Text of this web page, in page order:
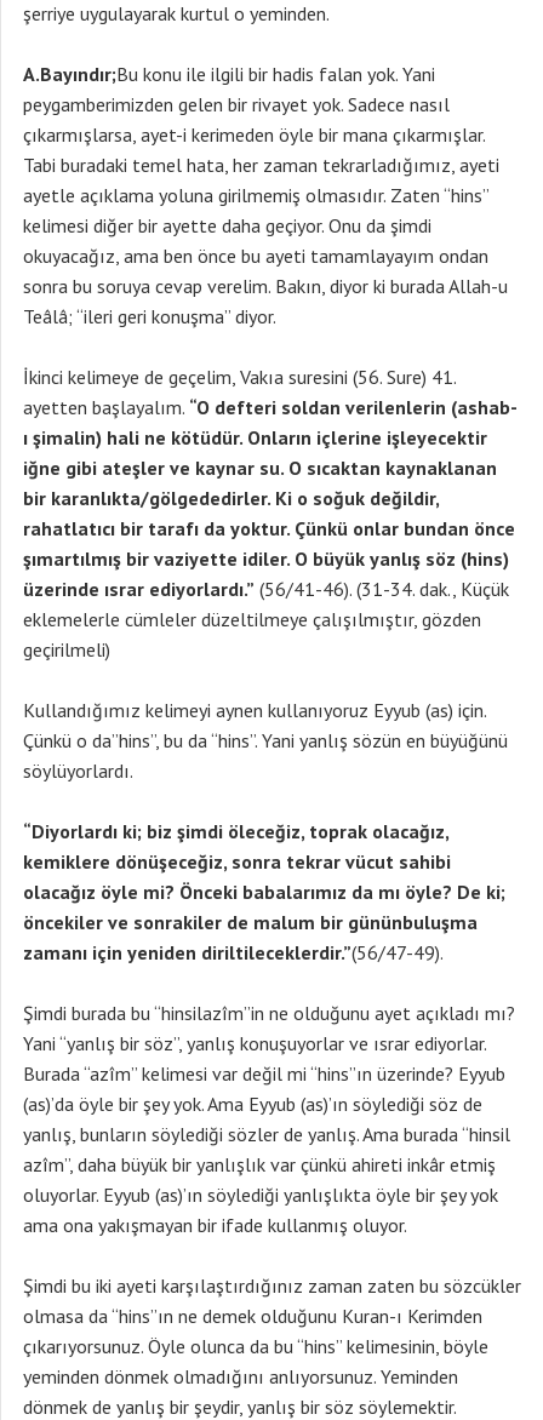
şerriye uygulayarak kurtul o yeminden.
A.Bayındır;Bu konu ile ilgili bir hadis falan yok. Yani
peygamberimizden gelen bir rivayet yok. Sadece nasıl
çıkarmışlarsa, ayet-i kerimeden öyle bir mana çıkarmışlar.
Tabi buradaki temel hata, her zaman tekrarladığımız, ayeti
ayetle açıklama yoluna girilmemiş olmasıdır. Zaten “hins”
kelimesi diğer bir ayette daha geçiyor. Onu da şimdi
okuyacağız, ama ben önce bu ayeti tamamlayayım ondan
sonra bu soruya cevap verelim. Bakın, diyor ki burada Allah-u
Teâlâ; “ileri geri konuşma” diyor.
İkinci kelimeye de geçelim, Vakıa suresini (56. Sure) 41.
ayetten başlayalım. “O defteri soldan verilenlerin (ashab-
ı şimalin) hali ne kötüdür. Onların içlerine işleyecektir
iğne gibi ateşler ve kaynar su. O sıcaktan kaynaklanan
bir karanlıkta/gölgededirler. Ki o soğuk değildir,
rahatlatıcı bir tarafı da yoktur. Çünkü onlar bundan önce
şımartılmış bir vaziyette idiler. O büyük yanlış söz (hins)
üzerinde ısrar ediyorlardı.” (56/41-46). (31-34. dak., Küçük
eklemelerle cümleler düzeltilmeye çalışılmıştır, gözden
geçirilmeli)
Kullandığımız kelimeyi aynen kullanıyoruz Eyyub (as) için.
Çünkü o da”hins”, bu da “hins”. Yani yanlış sözün en büyüğünü
söylüyorlardı.
“Diyorlardı ki; biz şimdi öleceğiz, toprak olacağız,
kemiklere dönüşeceğiz, sonra tekrar vücut sahibi
olacağız öyle mi? Önceki babalarımız da mı öyle? De ki;
öncekiler ve sonrakiler de malum bir gününbuluşma
zamanı için yeniden diriltileceklerdir.”(56/47-49).
Şimdi burada bu “hinsilazîm”in ne olduğunu ayet açıkladı mı?
Yani “yanlış bir söz”, yanlış konuşuyorlar ve ısrar ediyorlar.
Burada “azîm” kelimesi var değil mi “hins”ın üzerinde? Eyyub
(as)’da öyle bir şey yok. Ama Eyyub (as)’ın söylediği söz de
yanlış, bunların söylediği sözler de yanlış. Ama burada “hinsil
azîm”, daha büyük bir yanlışlık var çünkü ahireti inkâr etmiş
oluyorlar. Eyyub (as)’ın söylediği yanlışlıkta öyle bir şey yok
ama ona yakışmayan bir ifade kullanmış oluyor.
Şimdi bu iki ayeti karşılaştırdığınız zaman zaten bu sözcükler
olmasa da “hins”ın ne demek olduğunu Kuran-ı Kerimden
çıkarıyorsunuz. Öyle olunca da bu “hins” kelimesinin, böyle
yeminden dönmek olmadığını anlıyorsunuz. Yeminden
dönmek de yanlış bir şeydir, yanlış bir söz söylemektir.